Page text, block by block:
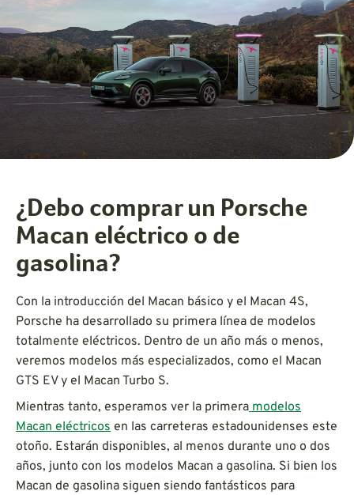
¿Debo comprar un Porsche
Macan eléctrico o de
gasolina?
Con la introducción del Macan básico y el Macan 4S,
Porsche ha desarrollado su primera línea de modelos
totalmente eléctricos. Dentro de un año más o menos,
veremos modelos más especializados, como el Macan
GTS EV y el Macan Turbo S.
Mientras tanto, esperamos ver la primera modelos
Macan eléctricos en las carreteras estadounidenses este
otoño. Estarán disponibles, al menos durante uno o dos
años, junto con los modelos Macan a gasolina. Si bien los
Macan de gasolina siguen siendo fantásticos para